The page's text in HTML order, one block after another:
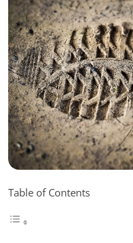
Table of Contents